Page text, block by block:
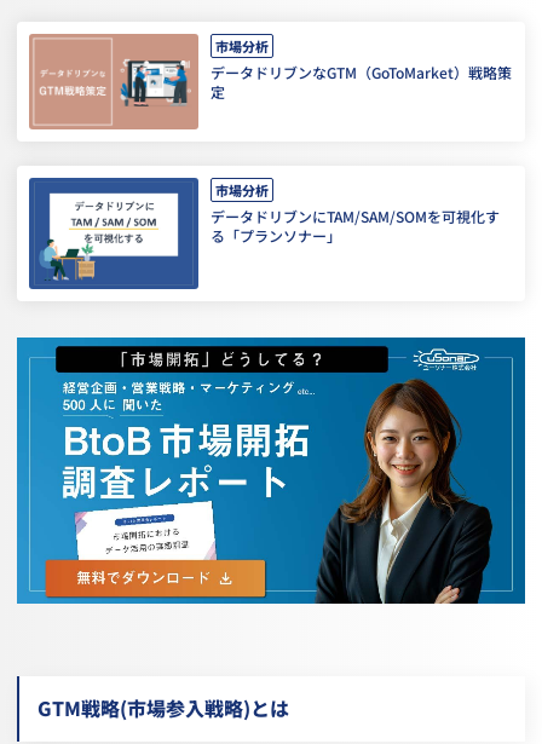
市場分析
データドリブンなGTM（GoToMarket）戦略策
定
市場分析
データドリブンにTAM/SAM/SOMを可視化す
る「プランソナー」
GTM戦略(市場参入戦略)とは